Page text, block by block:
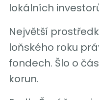
lokálních
Největší
loňského roku
fondech. Šlo o
korun.